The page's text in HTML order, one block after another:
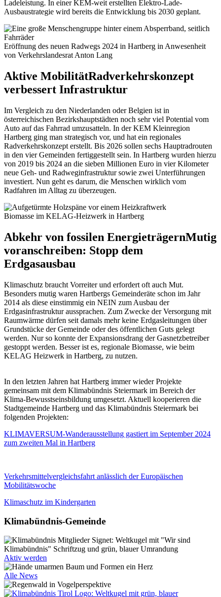
Ladeleistung. In einer KEM-weit erstellten Elektro-Lade-
Ausbaustrategie wird bereits die Entwicklung bis 2030 geplant.
Eröffnung des neuen Radwegs 2024 in Hartberg in Anwesenheit
von Verkehrslandesrat Anton Lang
Aktive MobilitätRadverkehrskonzept
verbessert Infrastruktur
Im Vergleich zu den Niederlanden oder Belgien ist in
österreichischen Bezirkshauptstädten noch sehr viel Potential vom
Auto auf das Fahrrad umzusatteln. In der KEM Kleinregion
Hartberg ging man strategisch vor, und hat ein regionales
Radverkehrskonzept erstellt. Bis 2026 sollen sechs Hauptradrouten
in den vier Gemeinden fertiggestellt sein. In Hartberg wurden hierzu
von 2019 bis 2024 an die sieben Millionen Euro in vier Kilometer
neue Geh- und Radweginfrastruktur sowie zwei Unterführungen
investiert. Nun geht es darum, die Menschen wirklich vom
Radfahren im Alltag zu überzeugen.
Biomasse im KELAG-Heizwerk in Hartberg
Abkehr von fossilen EnergieträgernMutig
voranschreiben: Stopp dem
Erdgasausbau
Klimaschutz braucht Vorreiter und erfordert oft auch Mut.
Besonders mutig waren Hartbergs Gemeinderäte schon im Jahr
2014 als diese einstimmig ein NEIN zum Ausbau der
Erdgasinfrastruktur aussprachen. Zum Zwecke der Versorgung mit
Raumwärme dürfen seit damals mehr keine Erdgasleitungen über
Grundstücke der Gemeinde oder des öffentlichen Guts gelegt
werden. Nur so konnte der Expansionsdrang der Gasnetzbetreiber
gestoppt werden. Besser ist es, regionale Biomasse, wie beim
KELAG Heizwerk in Hartberg, zu nutzen.
In den letzten Jahren hat Hartberg immer wieder Projekte
gemeinsam mit dem Klimabündnis Steiermark im Bereich der
Klima-Bewusstseinsbildung umgesetzt. Aktuell kooperieren die
Stadtgemeinde Hartberg und das Klimabündnis Steiermark bei
folgenden Projekten:
KLIMAVERSUM-Wanderausstellung gastiert im September 2024
zum zweiten Mal in Hartberg
Verkehrsmittelvergleichsfahrt anlässlich der Europäischen
Mobilitätswoche
Klimaschutz im Kindergarten
Klimabündnis-Gemeinde
Aktiv werden
Alle News